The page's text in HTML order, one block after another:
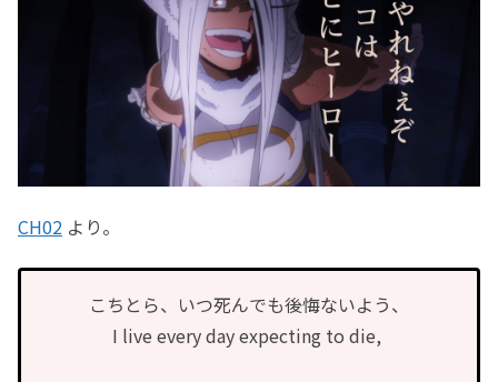
CH02 より。
こちとら、いつ死んでも後悔ないよう、
I live every day expecting to die,